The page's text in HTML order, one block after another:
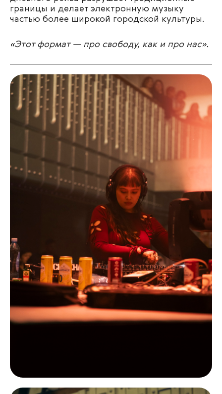
границы и делает электронную музыку
частью более широкой городской культуры.
«Этот формат — про свободу, как и про нас».